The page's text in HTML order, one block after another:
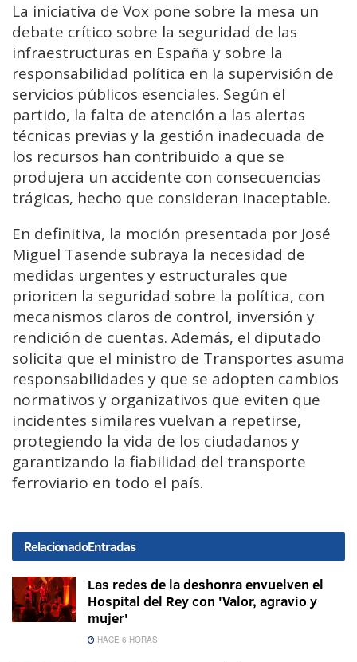
La iniciativa de Vox pone sobre la mesa un
debate crítico sobre la seguridad de las
infraestructuras en España y sobre la
responsabilidad política en la supervisión de
servicios públicos esenciales. Según el
partido, la falta de atención a las alertas
técnicas previas y la gestión inadecuada de
los recursos han contribuido a que se
produjera un accidente con consecuencias
trágicas, hecho que consideran inaceptable.
En definitiva, la moción presentada por José
Miguel Tasende subraya la necesidad de
medidas urgentes y estructurales que
prioricen la seguridad sobre la política, con
mecanismos claros de control, inversión y
rendición de cuentas. Además, el diputado
solicita que el ministro de Transportes asuma
responsabilidades y que se adopten cambios
normativos y organizativos que eviten que
incidentes similares vuelvan a repetirse,
protegiendo la vida de los ciudadanos y
garantizando la fiabilidad del transporte
ferroviario en todo el país.
RelacionadoEntradas
Las redes de la deshonra envuelven el
Hospital del Rey con 'Valor, agravio y
mujer'
HACE 6 HORAS